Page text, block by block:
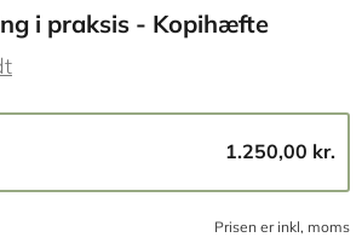
i praksis - Kopihæfte
1.250,00 kr.
Prisen er inkl, moms